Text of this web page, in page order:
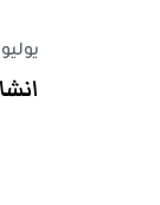
يوليو 27, 2023